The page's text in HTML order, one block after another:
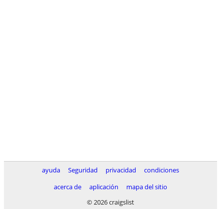
ayuda Seguridad privacidad
condiciones
acerca de
aplicación
mapa del sitio
© 2026 craigslist